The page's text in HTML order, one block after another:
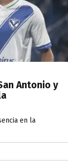
Antonio y
en la